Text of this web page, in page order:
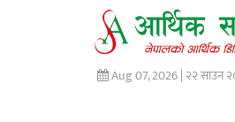
Aug 07, 2026 | २२ साउन